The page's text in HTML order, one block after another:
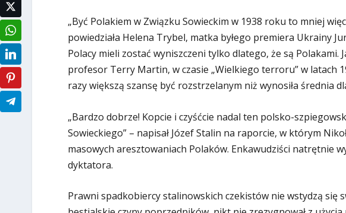
„Być Polakiem w Związku Sowieckim w 1938 roku to mniej
powiedziała Helena Trybel, matka byłego premiera Ukrainy
Polacy mieli zostać wyniszczeni tylko dlatego, że są
profesor Terry Martin, w czasie „Wielkiego terroru” w latach
razy większą szansę być rozstrzelanym niż wynosiła średnia
„Bardzo dobrze! Kopcie i czyśćcie nadal ten polsko-
Sowieckiego” – napisał Józef Stalin na raporcie, w którym
masowych aresztowaniach Polaków. Enkawudziści natrętnie
dyktatora.
Prawni spadkobiercy stalinowskich czekistów nie wstydzą się